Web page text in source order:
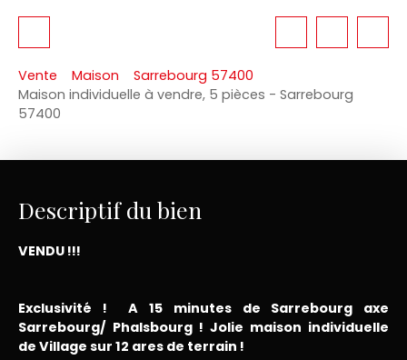
Vente Maison
Sarrebourg 57400
Maison individuelle à vendre, 5 pièces - Sarrebourg
57400
Descriptif du bien
VENDU !!!
Exclusivité ! A 15 minutes de Sarrebourg axe
Sarrebourg/ Phalsbourg ! Jolie maison individuelle
de Village sur 12 ares de terrain !